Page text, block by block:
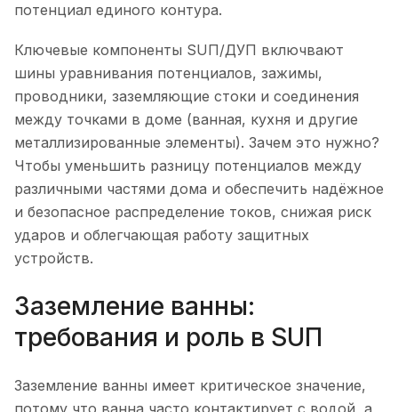
потенциал единого контура.
Ключевые компоненты SUП/ДУП включвают
шины уравнивания потенциалов, зажимы,
проводники, заземляющие стоки и соединения
между точками в доме (ванная, кухня и другие
металлизированные элементы). Зачем это нужно?
Чтобы уменьшить разницу потенциалов между
различными частями дома и обеспечить надёжное
и безопасное распределение токов, снижая риск
ударов и облегчающая работу защитных
устройств.
Заземление ванны:
требования и роль в SUП
Заземление ванны имеет критическое значение,